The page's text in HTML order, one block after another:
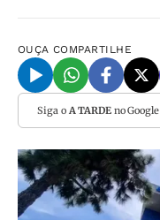
OUÇA COMPARTILHE
Siga o A TARDEno Google